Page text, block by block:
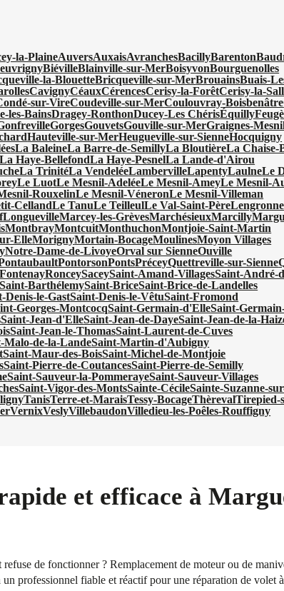
la-PlaineAuversAuxaisAvranchesBacillyBarenton
BiévilleBlainville-sur-MerBoisyvonBourguenolles
la-BlouetteBricqueville-sur-MerBrouainsBuais-
CavignyCéauxCérencesCerisy-la-ForêtCerisy-la-
sur-VireCoudeville-sur-MerCoulouvray-Boisbenâtre
les-BainsDragey-RonthonDucey-Les ChérisÉquilly
GorgesGouvetsGouville-sur-MerGraignes-
Hauteville-sur-MerHeugueville-sur-SienneHocquigny
La BaleineLa Barre-de-SemillyLa BloutièreLa Chaise-
La Haye-BellefondLa Haye-PesnelLa Lande-d'Airou
La TrinitéLa VendeléeLambervilleLapentyLaulneLe
Le LuotLe Mesnil-AdeléeLe Mesnil-AmeyLe Mesnil-
RouxelinLe Mesnil-VéneronLe Mesnil-Villeman
CellandLe TanuLe TeilleulLe Val-Saint-PèreLengronne
LonguevilleMarcey-les-GrèvesMarchésieuxMarcilly
MontbrayMontcuitMonthuchonMontjoie-Saint-Martin
ElleMorignyMortain-BocageMoulinesMoyon Villages
Notre-Dame-de-LivoyeOrval sur SienneOuville
PontorsonPontsPréceyQuettreville-sur-Sienne
RonceySaceySaint-Amand-VillagesSaint-André-
Saint-BarthélemySaint-BriceSaint-Brice-de-Landelles
Denis-le-GastSaint-Denis-le-VêtuSaint-Fromond
Georges-MontcocqSaint-Germain-d'ElleSaint-
Saint-Jean-d'ElleSaint-Jean-de-DayeSaint-Jean-de-la-
Saint-Jean-le-ThomasSaint-Laurent-de-Cuves
Malo-de-la-LandeSaint-Martin-d'Aubigny
Saint-Maur-des-BoisSaint-Michel-de-Montjoie
Saint-Pierre-de-CoutancesSaint-Pierre-de-Semilly
Saint-Sauveur-la-PommerayeSaint-Sauveur-Villages
Saint-Vigor-des-MontsSainte-CécileSainte-Suzanne-
TanisTerre-et-MaraisTessy-BocageThèrevalTirepied-
VernixVeslyVillebaudonVilledieu-les-Poêles-Rouffigny
et efficace à
de fonctionner ? Remplacement de moteur ou de
professionnel fiable et réactif pour une réparation de volet